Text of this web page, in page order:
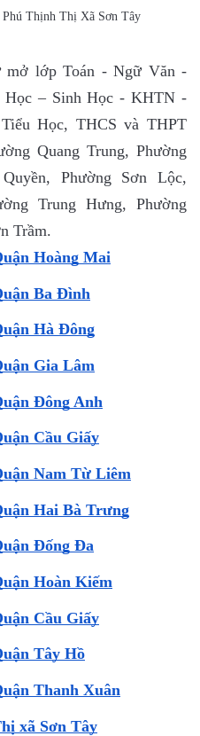
mở lớp Toán - Ngữ Văn -
– Sinh Học - KHTN -
Học, THCS và THPT
Quang Trung, Phường
Phường Sơn Lộc,
Trung Hưng, Phường
Trầm.
Hoàng Mai
Ba Đình
Hà Đông
Gia Lâm
Đông Anh
Cầu Giấy
Nam Từ Liêm
Hai Bà Trưng
Đống Đa
Hoàn Kiếm
Cầu Giấy
Tây Hồ
Thanh Xuân
xã Sơn Tây